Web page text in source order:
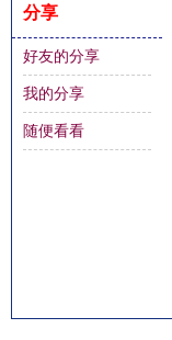
›
分享
好友的分享
我的分享
随便看看